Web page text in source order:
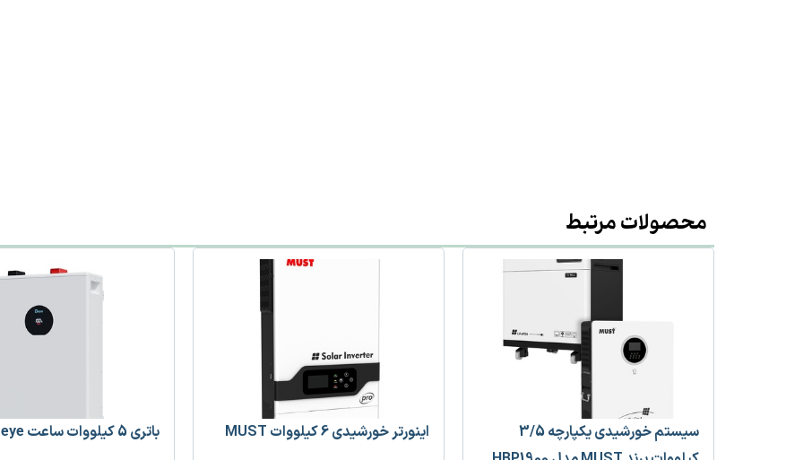
محصولات مرتبط
سیستم خورشیدی یکپارچه 3/5
اینورتر خورشیدی 6 کیلووات MUST باتری 5 کیلووات ساعت Deye